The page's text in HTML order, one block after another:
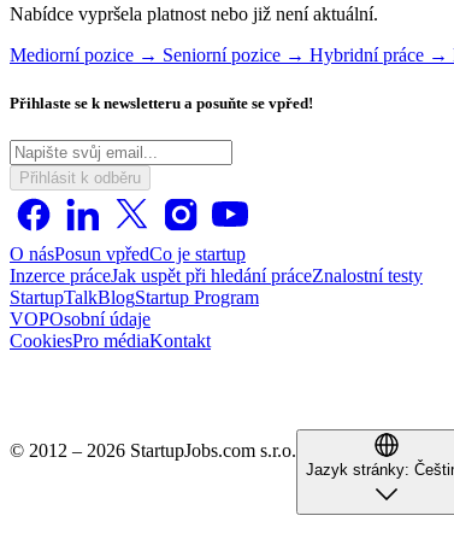
Nabídce vypršela platnost nebo již není aktuální.
Mediorní pozice → Seniorní pozice → Hybridní práce →
Přihlaste se k newsletteru a posuňte se vpřed!
Přihlásit k odběru
O násPosun vpředCo je startup
Inzerce práceJak uspět při hledání práceZnalostní testy
StartupTalkBlogStartup Program
VOPOsobní údaje
CookiesPro médiaKontakt
© 2012 – 2026 StartupJobs.com s.r.o.
Jazyk stránky: